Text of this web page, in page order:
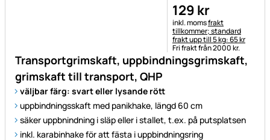
Transportgrimskaft, uppbindningsgrimskaft,
grimskaft till transport, QHP
väljbar färg: svart eller lysande rött
uppbindningsskaft med panikhake, längd 60 cm
säker uppbnindning i släp eller i stallet, t.ex. på putsplatsen
inkl. karabinhake för att fästa i uppbindningsring
129 kr
Skatteinformation:
inkl. momsfrakt
tillkommer; standard
frakt upp till 5 kg: 65 kr
Fri frakt från 2000 kr.